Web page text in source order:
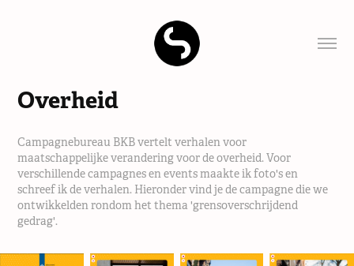
Overheid
Campagnebureau BKB vertelt verhalen voor
maatschappelijke verandering voor de overheid. Voor
verschillende campagnes en events maakte ik foto's en
schreef ik de verhalen. Hieronder vind je de campagne die we
ontwikkelden rondom het thema 'grensoverschrijdend
gedrag'.